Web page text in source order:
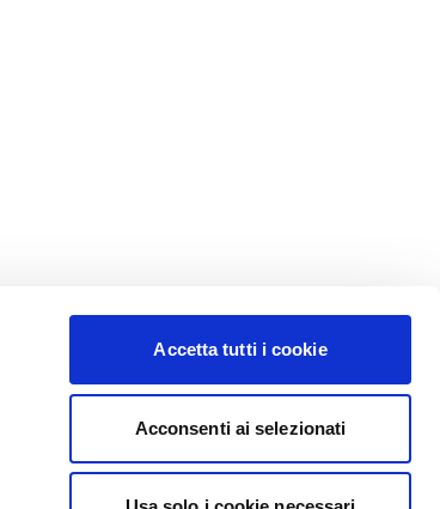
Accetta tutti i cookie
Acconsenti ai selezionati